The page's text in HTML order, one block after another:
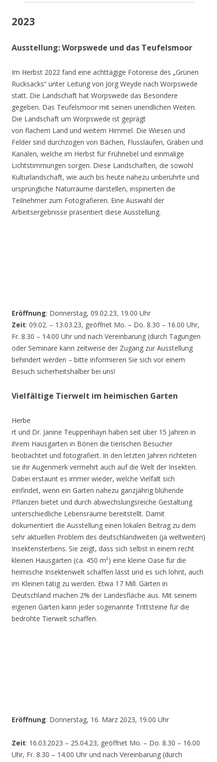
2023
Ausstellung: Worpswede und das Teufelsmoor
Im Herbst 2022 fand eine achttägige Fotoreise des „Grünen
Rucksacks“ unter Leitung von Jörg Weyde nach Worpswede
statt. Die Landschaft hat Worpswede das Besondere
gegeben. Das Teufelsmoor mit seinen unendlichen Weiten.
Die Landschaft um Worpswede ist geprägt
von flachem Land und weitem Himmel. Die Wiesen und
Felder sind durchzogen von Bächen, Flussläufen, Gräben und
Kanälen, welche im Herbst für Frühnebel und einmalige
Lichtstimmungen sorgen. Diese Landschaften, die sowohl
Kulturlandschaft, wie auch bis heute nahezu unberührte und
ursprüngliche Naturräume darstellen, inspirierten die
Teilnehmer zum Fotografieren. Eine Auswahl der
Arbeitsergebnisse präsentiert diese Ausstellung.
Eröffnung: Donnerstag, 09.02.23, 19.00 Uhr
Zeit: 09.02. – 13.03.23, geöffnet Mo. – Do. 8.30 – 16.00 Uhr,
Fr. 8.30 – 14.00 Uhr und nach Vereinbarung (durch Tagungen
oder Seminare kann zeitweise der Zugang zur Ausstellung
behindert werden – bitte informieren Sie sich vor einem
Besuch sicherheitshalber bei uns!
Vielfältige Tierwelt im heimischen Garten
Herbe
rt und Dr. Janine Teuppenhayn haben seit über 15 Jahren in
ihrem Hausgarten in Bönen die tierischen Besucher
beobachtet und fotografiert. In den letzten Jahren richteten
sie ihr Augenmerk vermehrt auch auf die Welt der Insekten.
Dabei erstaunt es immer wieder, welche Vielfalt sich
einfindet, wenn ein Garten nahezu ganzjährig blühende
Pflanzen bietet und durch abwechslungsreiche Gestaltung
unterschiedliche Lebensräume bereitstellt. Damit
dokumentiert die Ausstellung einen lokalen Beitrag zu dem
sehr aktuellen Problem des deutschlandweiten (ja weltweiten)
Insektensterbens. Sie zeigt, dass sich selbst in einem recht
kleinen Hausgarten (ca. 450 m²) eine kleine Oase für die
heimische Insektenwelt schaffen lässt und es sich lohnt, auch
im Kleinen tätig zu werden. Etwa 17 Mill. Gärten in
Deutschland machen 2% der Landesfläche aus. Mit seinem
eigenen Garten kann jeder sogenannte Trittsteine für die
bedrohte Tierwelt schaffen.
Eröffnung: Donnerstag, 16. März 2023, 19.00 Uhr
Zeit: 16.03.2023 – 25.04.23, geöffnet Mo. – Do. 8.30 – 16.00
Uhr, Fr. 8.30 – 14.00 Uhr und nach Vereinbarung (durch